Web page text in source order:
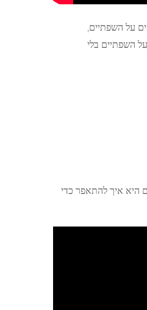
על השפתיים,
השפתיים בלי
היא איך להתאפר כדי